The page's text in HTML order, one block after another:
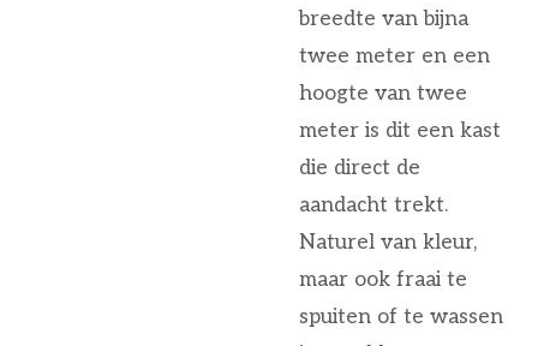
breedte van bijna
twee meter en een
hoogte van twee
meter is dit een kast
die direct de
aandacht trekt.
Naturel van kleur,
maar ook fraai te
spuiten of te wassen